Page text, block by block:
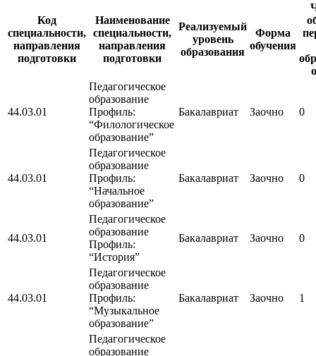
Код
специальности,
направления
подготовки
Наименование
специальности,
направления
подготовки
Реализуемый
уровень
образования
Форма
обучения
44.03.01
Педагогическое
образование
Профиль:
“Филологическое
образование”
Бакалавриат Заочно 0
44.03.01
Педагогическое
образование
Профиль:
“Начальное
образование”
Бакалавриат Заочно 0
44.03.01
Педагогическое
образование
Профиль:
“История”
Бакалавриат Заочно 0
44.03.01
Педагогическое
образование
Профиль:
“Музыкальное
образование”
Бакалавриат Заочно 1
Педагогическое
образование